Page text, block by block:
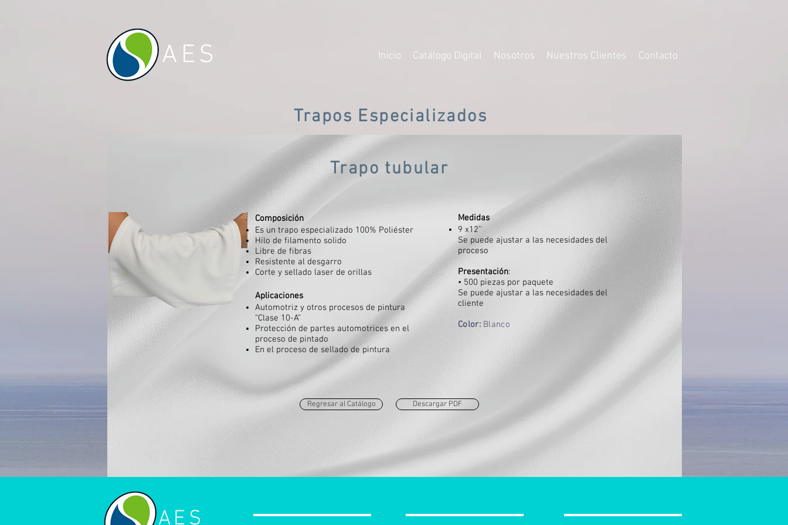
Inicio Catálogo Digital Nosotros Nuestros Clientes Contacto
Trapos Especializados
Trapo tubular
Composición
Es un trapo especializado 100% Poliéster
Hilo de filamento solido
Libre de fibras
Resistente al desgarro
Corte y sellado laser de orillas
Aplicaciones
Automotriz y otros procesos de pintura
“Clase 10-A”
Protección de partes automotrices en el
proceso de pintado
En el proceso de sellado de pintura
Medidas
9 x12’’
Se puede ajustar a las necesidades del
proceso
Presentación:
• 500 piezas por paquete
Se puede ajustar a las necesidades del
cliente
Color: Blanco
Regresar al Catálogo Descargar PDF
AES
AES